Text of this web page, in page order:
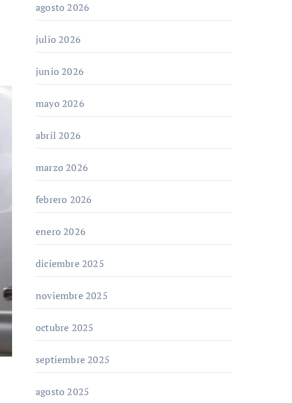
agosto 2026
julio 2026
junio 2026
mayo 2026
abril 2026
marzo 2026
febrero 2026
enero 2026
diciembre 2025
noviembre 2025
octubre 2025
septiembre 2025
agosto 2025